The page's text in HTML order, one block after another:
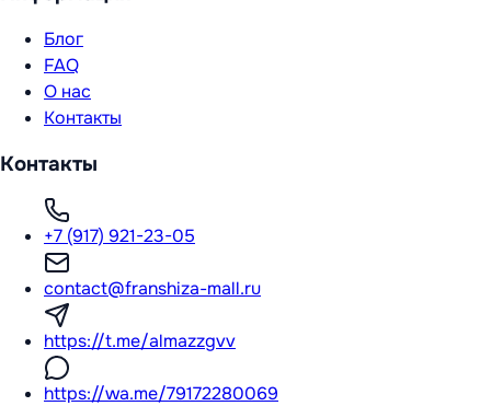
Блог
FAQ
О нас
Контакты
Контакты
+7 (917) 921-23-05
contact@franshiza-mall.ru
https://t.me/almazzgvv
https://wa.me/79172280069